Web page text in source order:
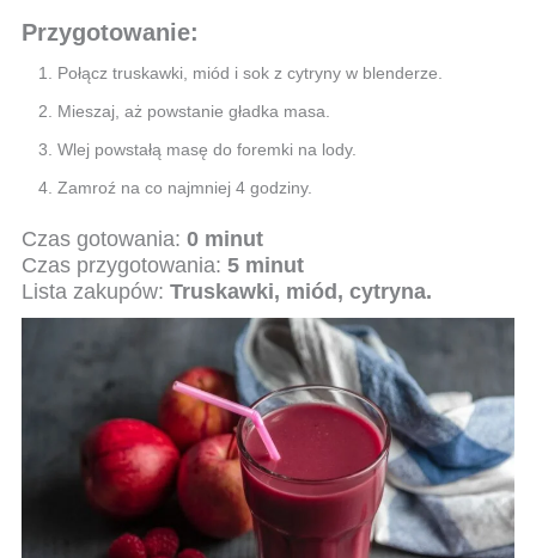
Przygotowanie:
Połącz truskawki, miód i sok z cytryny w blenderze.
Mieszaj, aż powstanie gładka masa.
Wlej powstałą masę do foremki na lody.
Zamroź na co najmniej 4 godziny.
Czas gotowania: 0 minut
Czas przygotowania: 5 minut
Lista zakupów: Truskawki, miód, cytryna.